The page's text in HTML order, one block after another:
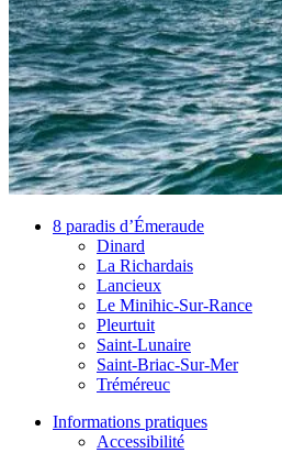
8 paradis d’Émeraude
Dinard
La Richardais
Lancieux
Le Minihic-Sur-Rance
Pleurtuit
Saint-Lunaire
Saint-Briac-Sur-Mer
Tréméreuc
Informations pratiques
Accessibilité